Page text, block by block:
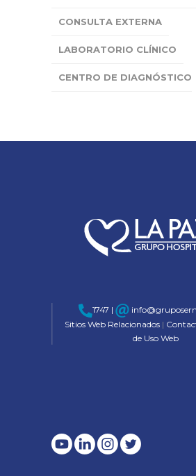
CONSULTA EXTERNA
LABORATORIO CLÍNICO
CENTRO DE DIAGNÓSTICO
1747 |
Sitios Web Relacionados |
de Uso Web